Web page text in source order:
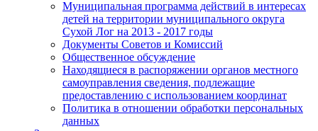
Муниципальная программа действий в интересах
детей на территории муниципального округа
Сухой Лог на 2013 - 2017 годы
Документы Советов и Комиссий
Общественное обсуждение
Находящиеся в распоряжении органов местного
самоуправления сведения, подлежащие
предоставлению с использованием координат
Политика в отношении обработки персональных
данных